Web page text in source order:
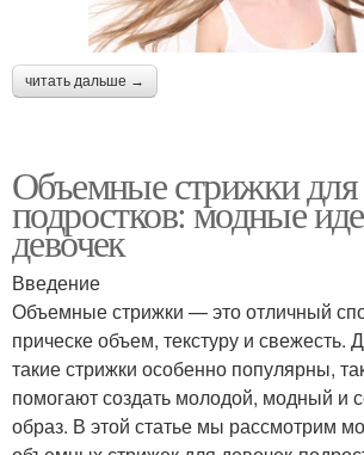
читать дальше →
Объемные стрижки для
подростков: модные
девочек
Введение
Объемные стрижки — это отличный
прическе объем, текстуру и свежесть.
такие стрижки особенно популярны,
помогают создать молодой, модный и
образ. В этой статье мы рассмотрим